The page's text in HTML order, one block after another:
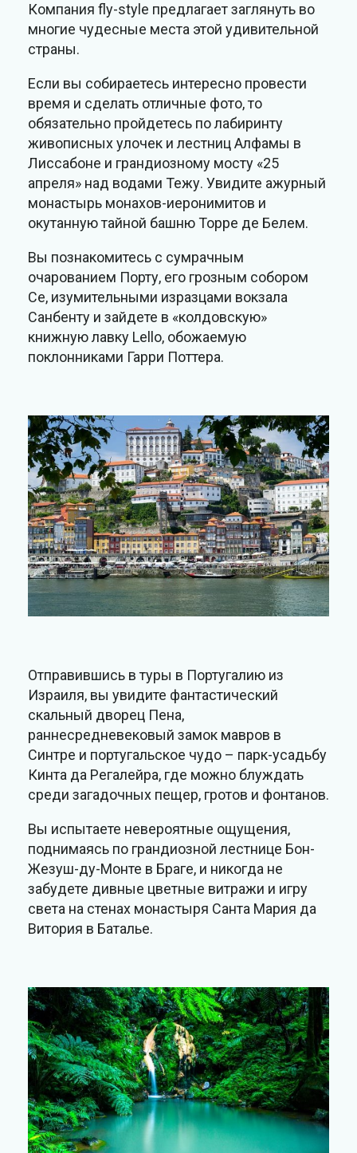
Компания fly-style предлагает заглянуть во
многие чудесные места этой удивительной
страны.
Если вы собираетесь интересно провести
время и сделать отличные фото, то
обязательно пройдетесь по лабиринту
живописных улочек и лестниц Алфамы в
Лиссабоне и грандиозному мосту «25
апреля» над водами Тежу. Увидите ажурный
монастырь монахов-иеронимитов и
окутанную тайной башню Торре де Белем.
Вы познакомитесь с сумрачным
очарованием Порту, его грозным собором
Се, изумительными изразцами вокзала
Санбенту и зайдете в «колдовскую»
книжную лавку Lello, обожаемую
поклонниками Гарри Поттера.
Отправившись в туры в Португалию из
Израиля, вы увидите фантастический
скальный дворец Пена,
раннесредневековый замок мавров в
Синтре и португальское чудо – парк-усадьбу
Кинта да Регалейра, где можно блуждать
среди загадочных пещер, гротов и фонтанов.
Вы испытаете невероятные ощущения,
поднимаясь по грандиозной лестнице Бон-
Жезуш-ду-Монте в Браге, и никогда не
забудете дивные цветные витражи и игру
света на стенах монастыря Санта Мария да
Витория в Баталье.